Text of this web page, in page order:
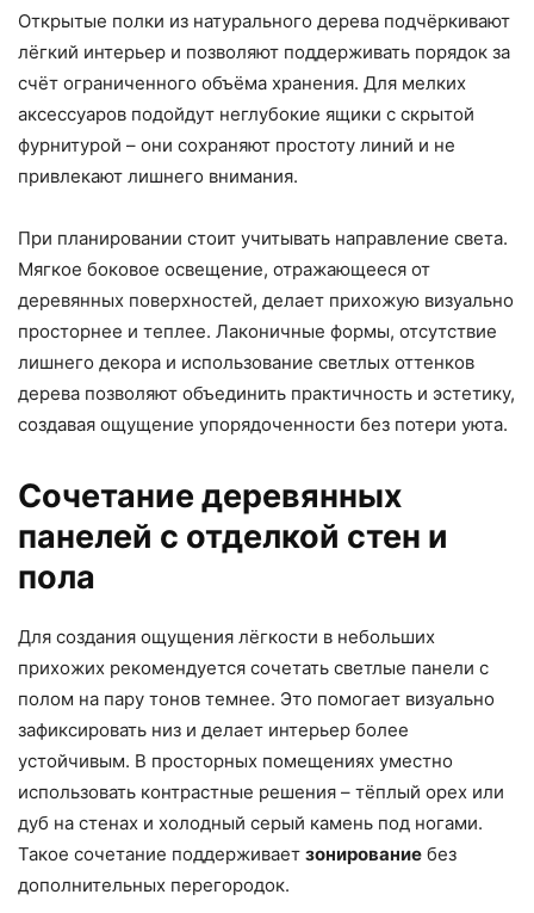
Открытые полки из натурального дерева подчёркивают
лёгкий интерьер и позволяют поддерживать порядок за
счёт ограниченного объёма хранения. Для мелких
аксессуаров подойдут неглубокие ящики с скрытой
фурнитурой – они сохраняют простоту линий и не
привлекают лишнего внимания.
При планировании стоит учитывать направление света.
Мягкое боковое освещение, отражающееся от
деревянных поверхностей, делает прихожую визуально
просторнее и теплее. Лаконичные формы, отсутствие
лишнего декора и использование светлых оттенков
дерева позволяют объединить практичность и эстетику,
создавая ощущение упорядоченности без потери уюта.
Сочетание деревянных
панелей с отделкой стен и
пола
Для создания ощущения лёгкости в небольших
прихожих рекомендуется сочетать светлые панели с
полом на пару тонов темнее. Это помогает визуально
зафиксировать низ и делает интерьер более
устойчивым. В просторных помещениях уместно
использовать контрастные решения – тёплый орех или
дуб на стенах и холодный серый камень под ногами.
Такое сочетание поддерживает зонирование без
дополнительных перегородок.